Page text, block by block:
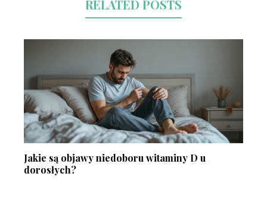
RELATED POSTS
Jakie są objawy niedoboru witaminy D u
dorosłych?